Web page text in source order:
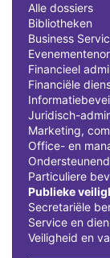
Alle dossiers
Bibliotheken
Business
Financieel
Financiële
Juridisch-
Marketing,
Office- en
Particuliere
Publieke
Secretariële
Service en
Veiligheid en